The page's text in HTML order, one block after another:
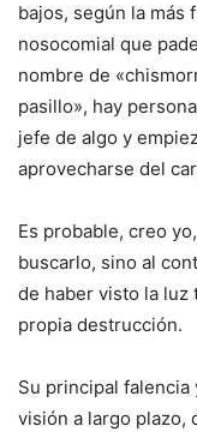
bajos, según la más
nosocomial que
nombre de
pasillo», hay
jefe de algo y
aprovecharse del
Es probable, creo
buscarlo, sino al
de haber visto la luz
propia destrucción.
Su principal falencia
visión a largo plazo,